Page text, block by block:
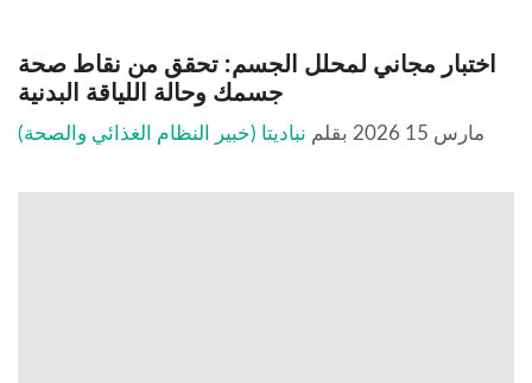
اختبار مجاني لمحلل الجسم: تحقق من نقاط صحة
جسمك وحالة اللياقة البدنية
مارس 15 2026 بقلم نباديتا (خبير النظام الغذائي والصحة)